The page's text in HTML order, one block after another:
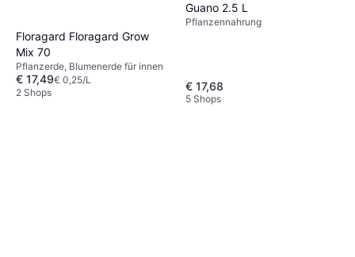
Floragard Floragard Grow
Mix 70
Pflanzerde, Blumenerde für innen
€ 17,49€ 0,25/L
2 Shops
Guano 2.5 L
Pflanzennahrung
€ 17,68
5 Shops